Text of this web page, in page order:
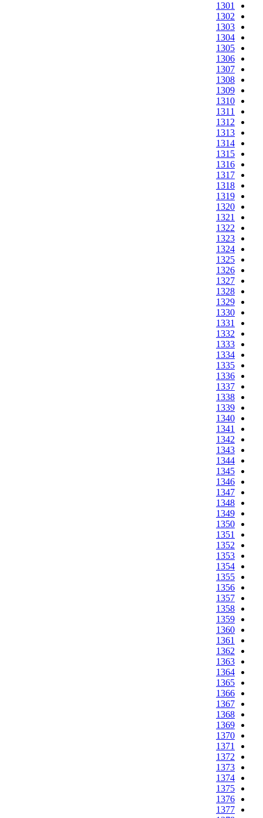
1301
1302
1303
1304
1305
1306
1307
1308
1309
1310
1311
1312
1313
1314
1315
1316
1317
1318
1319
1320
1321
1322
1323
1324
1325
1326
1327
1328
1329
1330
1331
1332
1333
1334
1335
1336
1337
1338
1339
1340
1341
1342
1343
1344
1345
1346
1347
1348
1349
1350
1351
1352
1353
1354
1355
1356
1357
1358
1359
1360
1361
1362
1363
1364
1365
1366
1367
1368
1369
1370
1371
1372
1373
1374
1375
1376
1377